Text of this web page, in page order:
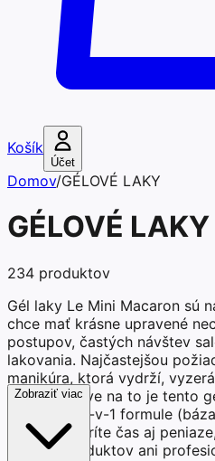
Košík
Účet
Domov/GÉLOVÉ LAKY
GÉLOVÉ LAKY
234 produktov
Gél laky Le Mini Macaron sú
chce mať krásne upravené
postupov, častých návštev
lakovania. Najčastejšou
manikúra, ktorá vydrží,
doma a práve na to je tento
praktickej 3-v-1 formule
jednom) šetríte čas aj
viacero produktov ani
Zobraziť viac